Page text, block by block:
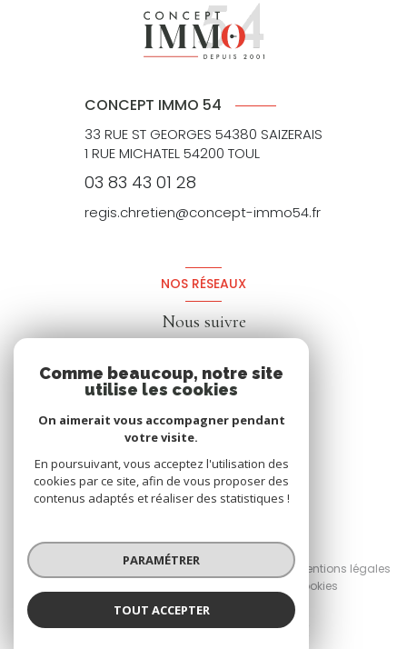
CONCEPT IMMO 54
33 RUE ST GEORGES 54380 SAIZERAIS
1 RUE MICHATEL 54200 TOUL
03 83 43 01 28
regis.chretien@concept-immo54.fr
NOS RÉSEAUX
Nous suivre
© 2026 | Tous droits réservés
Nos honoraires
Nos partenaires
Mentions légales
Cookies
Comme beaucoup, notre site
utilise les cookies
On aimerait vous accompagner pendant
votre visite.
En poursuivant, vous acceptez l'utilisation des
cookies par ce site, afin de vous proposer des
contenus adaptés et réaliser des statistiques !
PARAMÉTRER
TOUT ACCEPTER